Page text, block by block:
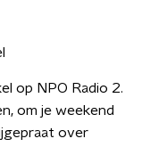
op NPO Radio 2.
om je weekend
over